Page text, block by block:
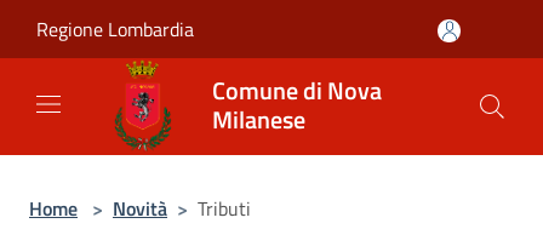
Regione Lombardia
Comune di Nova
Milanese
Home > Novità > Tributi